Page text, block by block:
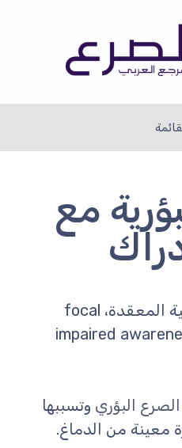
مع
مرادفات: النوبات الجزئية المعقدة، focal
impaired
الصرع البؤري وتسببها
معينة من الدماغ.